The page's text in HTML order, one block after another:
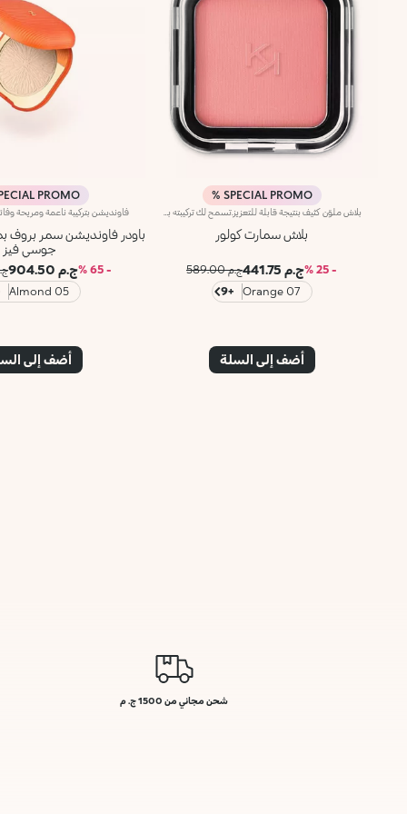
SPECIAL PROMO %
بلاش سمارت كولور
- 25 % ج.م 441.75
ج.م 589.00
07 Orange
+9
أضف إلى السلة
PROMO %
جوسي فيز
- 65 % ج.م 904.50
ج.م
05 Almond
أضف إلى
شحن مجاني من 1500 ج. م